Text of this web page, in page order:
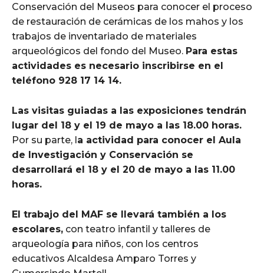
Conservación del Museos para conocer el proceso
de restauración de cerámicas de los mahos y los
trabajos de inventariado de materiales
arqueológicos del fondo del Museo. Para estas
actividades es necesario inscribirse en el
teléfono 928 17 14 14.
Las visitas guiadas a las exposiciones tendrán
lugar del 18 y el 19 de mayo a las 18.00 horas.
Por su parte, la actividad para conocer el Aula
de Investigación y Conservación se
desarrollará el 18 y el 20 de mayo a las 11.00
horas.
El trabajo del MAF se llevará también a los
escolares, con teatro infantil y talleres de
arqueología para niños, con los centros
educativos Alcaldesa Amparo Torres y